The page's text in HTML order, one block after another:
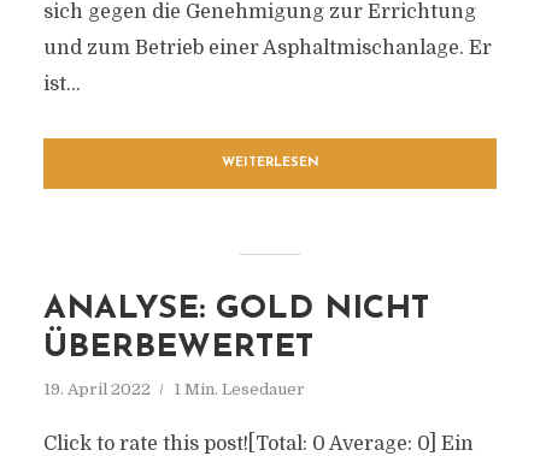
sich gegen die Genehmigung zur Errichtung
und zum Betrieb einer Asphaltmischanlage. Er
ist...
WEITERLESEN
ANALYSE: GOLD NICHT
ÜBERBEWERTET
19. April 2022 1 Min. Lesedauer
Click to rate this post![Total: 0 Average: 0] Ein